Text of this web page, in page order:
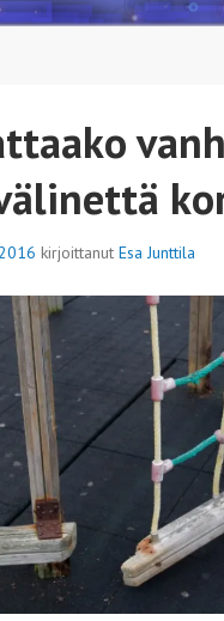
kirjoittanut Esa Junttila